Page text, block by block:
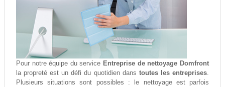
Pour notre équipe du service Entreprise de nettoyage Domfront
la propreté est un défi du quotidien dans toutes les entreprises.
Plusieurs situations sont possibles : le nettoyage est parfois